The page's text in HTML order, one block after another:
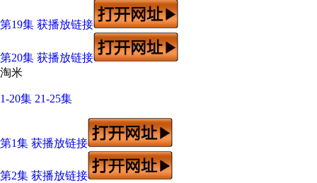
第19集 获播放链接
第20集 获播放链接
淘米
1-20集 21-25集
第1集 获播放链接
第2集 获播放链接